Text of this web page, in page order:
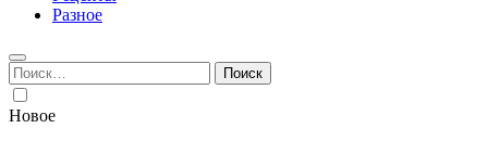
Разное
Найти:
Новое